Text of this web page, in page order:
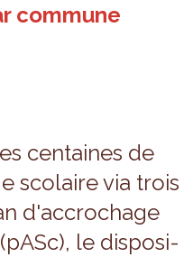
commune
cen­taines de
sco­laire via trois
d'ac­cro­chage
le dis­po­si­